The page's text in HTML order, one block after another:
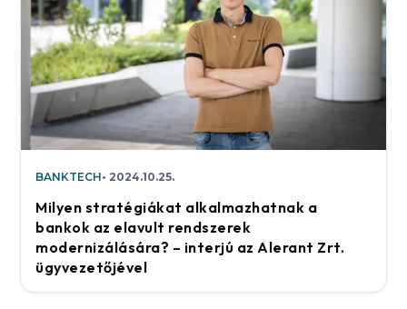
BANKTECH 2024.10.25.
Milyen stratégiákat alkalmazhatnak a
bankok az elavult rendszerek
modernizálására? – interjú az Alerant Zrt.
ügyvezetőjével